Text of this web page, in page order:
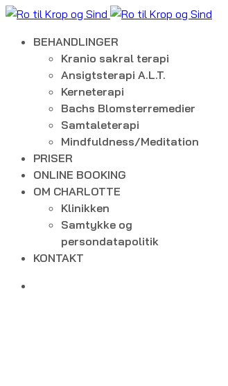
BEHANDLINGER
Kranio sakral terapi
Ansigtsterapi A.L.T.
Kerneterapi
Bachs Blomsterremedier
Samtaleterapi
Mindfuldness/Meditation
PRISER
ONLINE BOOKING
OM CHARLOTTE
Klinikken
Samtykke og
persondatapolitik
KONTAKT